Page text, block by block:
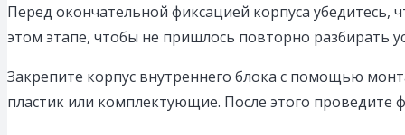
Перед окончательной фиксацией корпуса убедитесь,
этом этапе, чтобы не пришлось повторно разбирать
Закрепите корпус внутреннего блока с помощью
пластик или комплектующие. После этого проведите